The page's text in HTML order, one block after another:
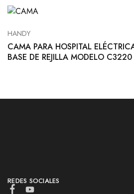
HANDY
CAMA PARA HOSPITAL
BASE DE REJILLA MODELO
REDES SOCIALES